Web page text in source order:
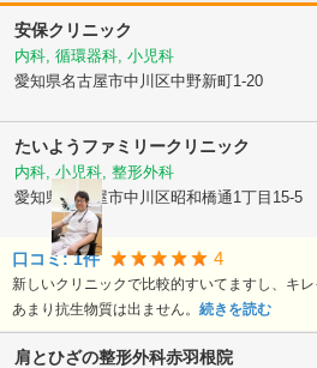
安保クリニック
内科, 循環器科, 小児科
愛知県名古屋市中川区中野新町1-20
たいようファミリークリニック
内科, 小児科, 整形外科
愛知県名古屋市中川区昭和橋通1丁目15-5
口コミ:1件 4
新しいクリニックで比較的すいてますし、キレ
あまり抗生物質は出ません。 続きを読む
肩とひざの整形外科赤羽根院